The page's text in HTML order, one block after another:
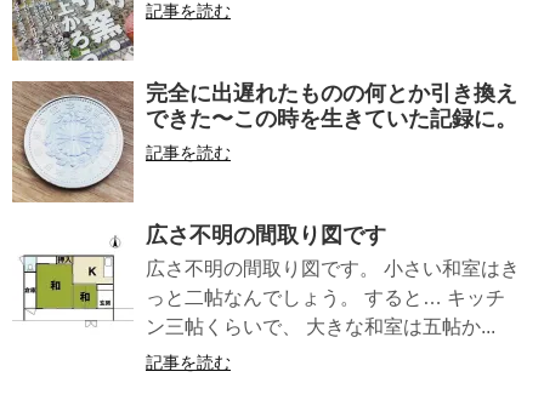
記事を読む
完全に出遅れたものの何とか引き換え
できた〜この時を生きていた記録に。
記事を読む
広さ不明の間取り図です
広さ不明の間取り図です。 小さい和室はき
っと二帖なんでしょう。 すると… キッチ
ン三帖くらいで、 大きな和室は五帖か...
記事を読む